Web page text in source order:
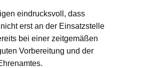
eindrucksvoll, dass
erst an der Einsatzstelle
bei einer zeitgemäßen
Vorbereitung und der